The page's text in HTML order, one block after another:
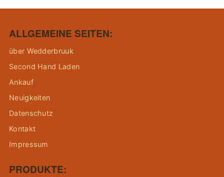
ALLGEMEINE SEITEN:
über Wedderbruuk
Second Hand Laden
Ankauf
Neuigkeiten
Datenschutz
Kontakt
Impressum
PRODUKTE: